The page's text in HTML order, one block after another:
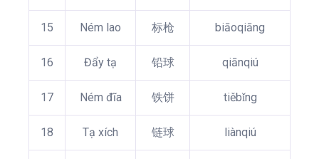
15 Ném lao 标枪 biāoqiāng
16 Đẩy tạ 铅球 qiānqiú
17 Ném đĩa 铁饼 tiěbǐng
18 Tạ xích 链球 liànqiú